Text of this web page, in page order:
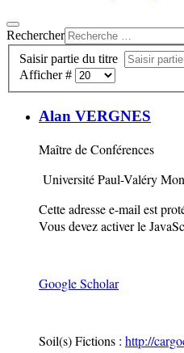
Rechercher
Saisir partie du titre
Afficher #
Alan VERGNES
Maître de Conférences
Université Paul-Valéry
Cette adresse e-mail est
Vous devez activer le
Google Scholar
Soil(s) Fictions : http://